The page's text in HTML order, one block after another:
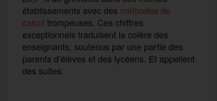
établissements avec des méthodes de
calcul trompeuses. Ces chiffres
exceptionnels traduisent la colère des
enseignants, soutenus par une partie des
parents d’élèves et des lycéens. Et appellent
des suites.